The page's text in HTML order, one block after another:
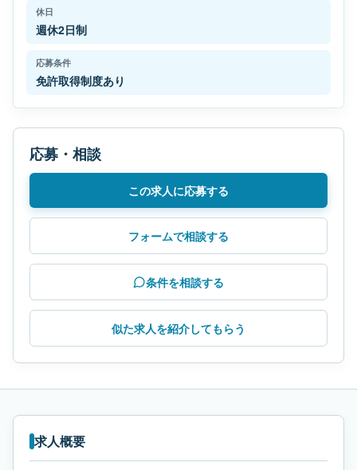
休日
週休2日制
応募条件
免許取得制度あり
応募・相談
この求人に応募する
フォームで相談する
条件を相談する
似た求人を紹介してもらう
求人概要